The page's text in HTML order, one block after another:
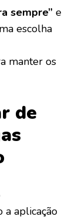
sempre” e
escolha
manter os
de
a aplicação